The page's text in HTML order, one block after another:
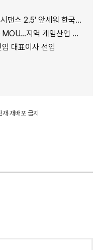
앞세워 한국 공략 본격화
역 게임산업 육성 나선다
대표이사 선임
·재배포 금지